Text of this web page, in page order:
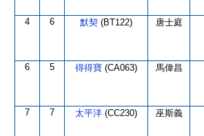
4 6 默契 (BT122) 唐士庭
6 5 得得寶 (CA063) 馬偉昌
7 7 太平洋 (CC230) 巫斯義